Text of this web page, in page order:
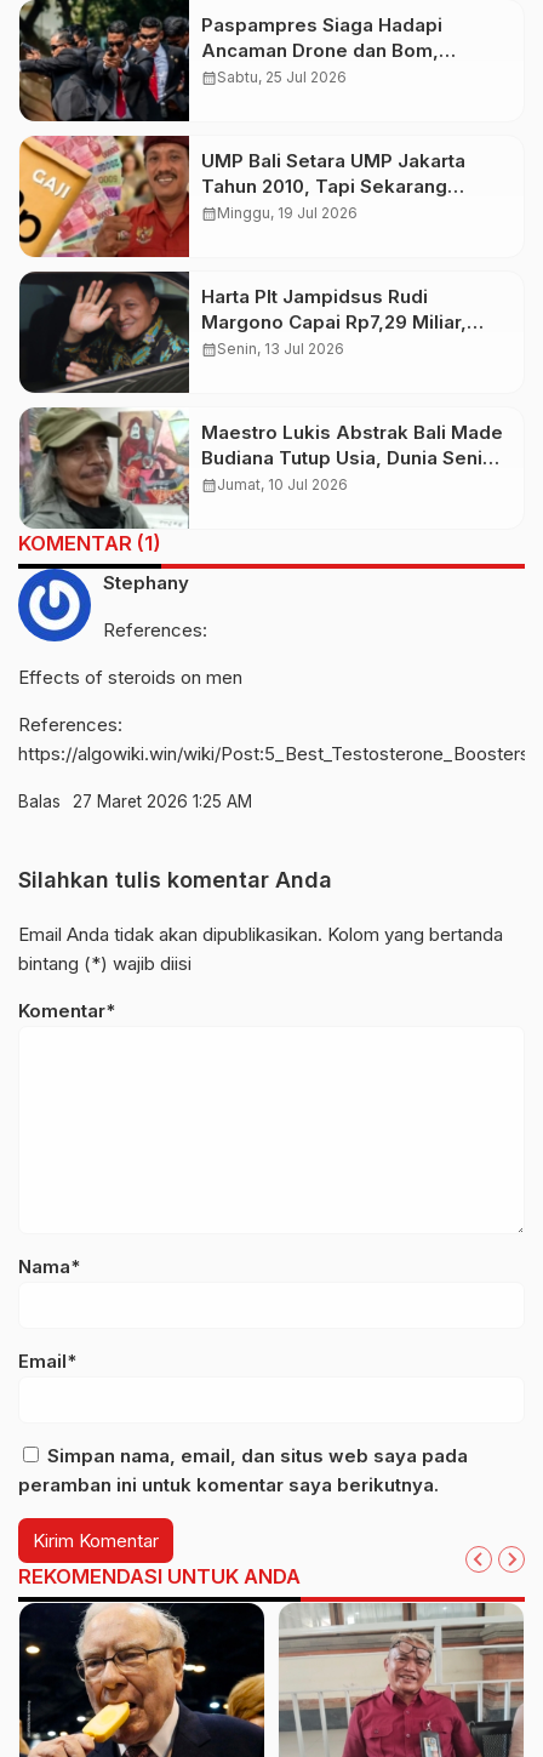
Paspampres Siaga Hadapi
Ancaman Drone dan Bom,
Pengamanan Presiden Diperkuat
calendar_monthSabtu, 25 Jul 2026
UMP Bali Setara UMP Jakarta
Tahun 2010, Tapi Sekarang
Timpang Jauh. Sekretaris ARUN
calendar_monthMinggu, 19 Jul 2026
Harta Plt Jampidsus Rudi
Margono Capai Rp7,29 Miliar,
Mayoritas Tanah dan Bangunan
calendar_monthSenin, 13 Jul 2026
Maestro Lukis Abstrak Bali Made
Budiana Tutup Usia, Dunia Seni
Kehilangan Perupa yang
calendar_monthJumat, 10 Jul 2026
KOMENTAR (1)
Stephany
References:
Effects of steroids on men
References:
https://algowiki.win/wiki/
Balas 27 Maret 2026 1:25 AM
Silahkan tulis komentar Anda
Email Anda tidak akan dipublikasikan. Kolom yang bertanda
bintang (*) wajib diisi
Komentar*
Nama*
Email*
Simpan nama, email, dan situs web saya pada
peramban ini untuk komentar saya berikutnya.
REKOMENDASI UNTUK ANDA